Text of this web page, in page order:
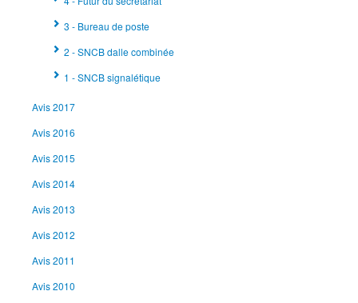
3 - Bureau de poste
2 - SNCB dalle combinée
1 - SNCB signalétique
Avis 2017
Avis 2016
Avis 2015
Avis 2014
Avis 2013
Avis 2012
Avis 2011
Avis 2010